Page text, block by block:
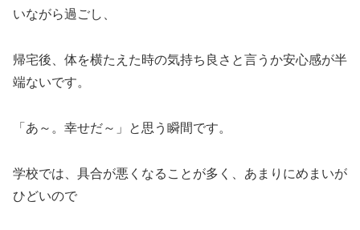
いながら過ごし、
帰宅後、体を横たえた時の気持ち良さと言うか安心感が半
端ないです。
「あ～。幸せだ～」と思う瞬間です。
学校では、具合が悪くなることが多く、あまりにめまいが
ひどいので